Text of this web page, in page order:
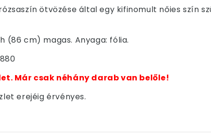
ötvözése által egy kifinomult nőies szín
(86 cm) magas. Anyaga: fólia.
Már csak néhány darab van belőle!
erejéig érvényes.